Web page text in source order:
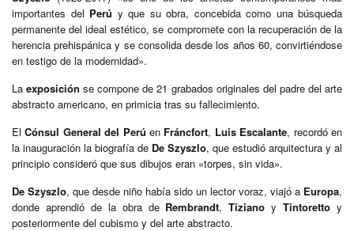
importantes del Perú y que su obra, concebida como una búsqueda
permanente del ideal estético, se compromete con la recuperación de la
herencia prehispánica y se consolida desde los años 60, convirtiéndose
en testigo de la modernidad».
Laexposición se compone de 21 grabados originales del padre del arte
abstracto americano, en primicia tras su fallecimiento.
ElCónsul General del Perú en Fráncfort, Luis Escalante, recordó en
la inauguración la biografía de De Szyszlo, que estudió arquitectura y al
principio consideró que sus dibujos eran «torpes, sin vida».
De Szyszlo, que desde niño había sido un lector voraz, viajó a Europa,
donde aprendió de la obra de Rembrandt,Tiziano yTintoretto y
posteriormente del cubismo y del arte abstracto.